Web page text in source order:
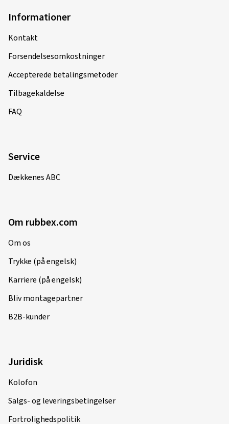
Informationer
Kontakt
Forsendelsesomkostninger
Accepterede betalingsmetoder
Tilbagekaldelse
FAQ
Service
Dækkenes ABC
Om rubbex.com
Om os
Trykke (på engelsk)
Karriere (på engelsk)
Bliv montagepartner
B2B-kunder
Juridisk
Kolofon
Salgs- og leveringsbetingelser
Fortrolighedspolitik